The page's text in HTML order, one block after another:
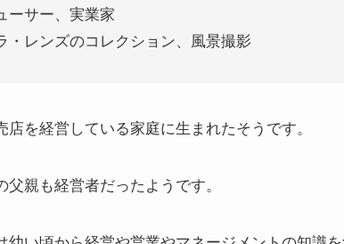
ーサー、実業家
・レンズのコレクション、風景撮影
を経営している家庭に生まれたそうです。
親も経営者だったようです。